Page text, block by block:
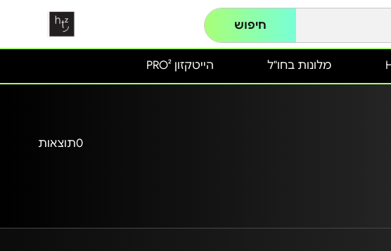
חיפוש
הייטקזון PRO² מלונות בחו"ל
0תוצאות